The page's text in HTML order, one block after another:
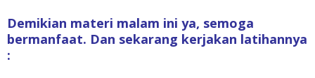
Demikian materi malam ini ya, semoga
bermanfaat. Dan sekarang kerjakan latihannya
: